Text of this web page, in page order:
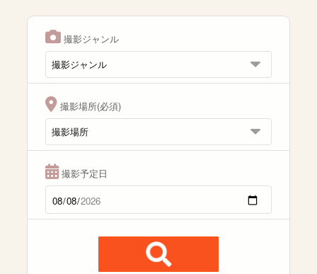
撮影ジャンル
撮影場所(必須)
撮影予定日